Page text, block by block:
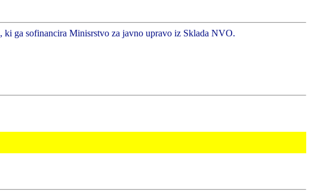
, ki ga sofinancira Minisrstvo za javno upravo iz Sklada NVO.